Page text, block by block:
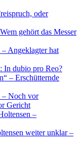
oder
gehört das Messer
Angeklagter hat
In dubio pro Reo?
– Erschütternde
– Noch vor
Gericht
–
weiter unklar –